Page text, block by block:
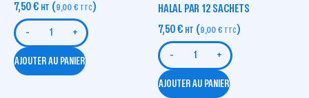
7,50€ HT (9,00 € TTC)
- +
AJOUTER AU PANIER
HALAL PAR 12 SACHETS
7,50€ HT (9,00 € TTC)
- +
AJOUTER AU PANIER